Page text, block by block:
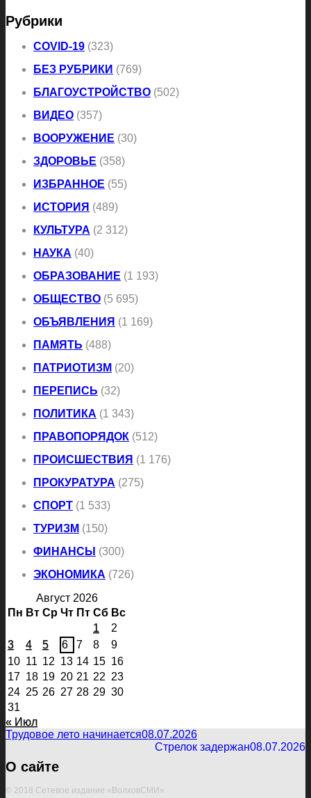
Рубрики
COVID-19 (323)
БЕЗ РУБРИКИ (769)
БЛАГОУСТРОЙСТВО (502)
ВИДЕО (357)
ВООРУЖЕНИЕ (30)
ЗДОРОВЬЕ (358)
ИЗБРАННОЕ (55)
ИСТОРИЯ (489)
КУЛЬТУРА (2 312)
НАУКА (40)
ОБРАЗОВАНИЕ (1 193)
ОБЩЕСТВО (5 695)
ОБЪЯВЛЕНИЯ (1 169)
ПАМЯТЬ (488)
ПАТРИОТИЗМ (20)
ПЕРЕПИСЬ (32)
ПОЛИТИКА (1 343)
ПРАВОПОРЯДОК (512)
ПРОИСШЕСТВИЯ (1 176)
ПРОКУРАТУРА (275)
СПОРТ (1 533)
ТУРИЗМ (150)
ФИНАНСЫ (300)
ЭКОНОМИКА (726)
Август 2026
Пн Вт Ср Чт Пт Сб Вс
1
2
3
4 5 6 7 8
9
10 11 12 13 14 15 16
17 18 19 20 21 22 23
24 25 26 27 28 29 30
31
« Июл
Трудовое лето начинается08.07.2026
Стрелок задержан08.07.2026
О сайте
© 2018 Сетевое издание «ВолховСМИ»